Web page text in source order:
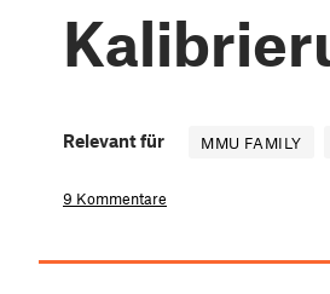
Relevant für MMU FAMILY
9 Kommentare